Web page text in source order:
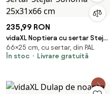
235,99 RON
vidaXL Noptiera cu sertar Stejar
Sonoma 25x31x66 cm
66×25 cm, cu sertar, din PAL
În stoc
Livrare gratuită